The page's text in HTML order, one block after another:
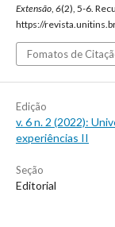
Extensão, 6(2), 5-6.
https://
Fomatos de
Edição
v. 6 n. 2 (2022):
experiências II
Seção
Editorial